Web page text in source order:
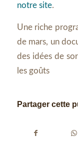
notre site.
Une riche
de mars, un
des idées de
les goûts
Partager cette